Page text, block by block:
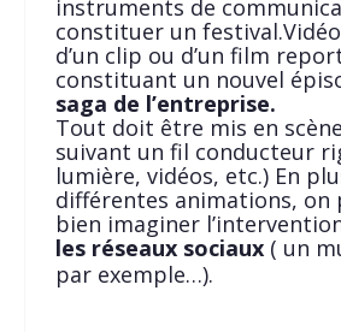
instruments de
constituer un
d’un clip ou d’un film
constituant un nouvel
saga de l’entreprise.
Tout doit être mis en
suivant un fil conducteur
lumière, vidéos, etc.) En
différentes animations, on
bien imaginer
les réseaux sociaux ( un
par exemple…).